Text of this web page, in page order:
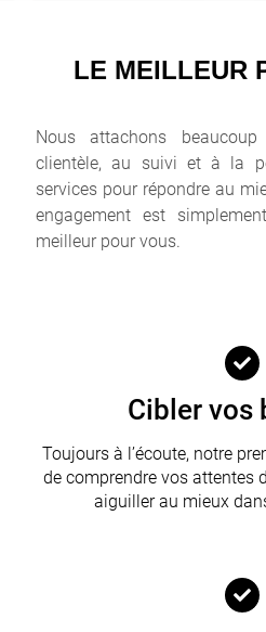
LE MEILLEUR
Nous attachons
clientèle, au suivi et à la
services pour répondre au
engagement est
meilleur pour vous.
Cibler vos
Toujours à l’écoute, notre
de comprendre vos attentes
aiguiller au mieux